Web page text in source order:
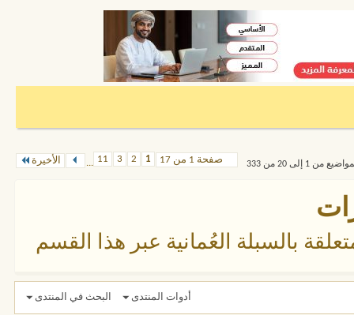
صفحة 1 من 17 1
2
3
11
... الأخيرة 1 إلى 20 من 333
بالسبلة العُمانية عبر هذا القسم
أدوات المنتدى البحث في المنتدى